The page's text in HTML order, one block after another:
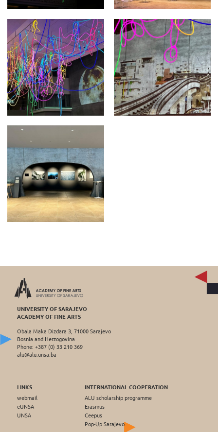
UNIVERSITY OF SARAJEVO
ACADEMY OF FINE ARTS
Obala Maka Dizdara 3, 71000 Sarajevo
Bosnia and Herzogovina
Phone: +387 (0) 33 210 369
alu@alu.unsa.ba
LINKS
webmail
eUNSA
UNSA
INTERNATIONAL COOPERATION
ALU scholarship programme
Erasmus
Ceepus
Pop-Up Sarajevo